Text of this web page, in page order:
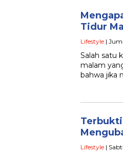
Tidur
Lifestyle |
Salah satu
malam
bahwa jika
Lifestyle |